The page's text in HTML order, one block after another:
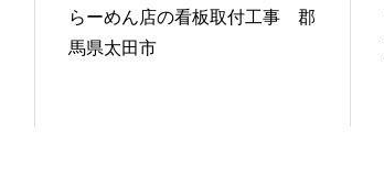
らーめん店の看板取付工事 郡
馬県太田市